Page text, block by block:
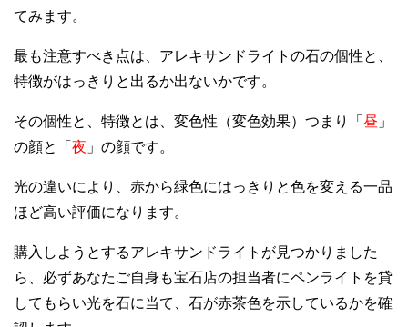
てみます。
最も注意すべき点は、アレキサンドライトの石の個性と、
特徴がはっきりと出るか出ないかです。
その個性と、特徴とは、変色性（変色効果）つまり「 昼 」
の顔と「 夜 」の顔です。
光の違いにより、赤から緑色にはっきりと色を変える一品
ほど高い評価になります。
購入しようとするアレキサンドライトが見つかりました
ら、必ずあなたご自身も宝石店の担当者にペンライトを貸
してもらい光を石に当て、石が赤茶色を示しているかを確